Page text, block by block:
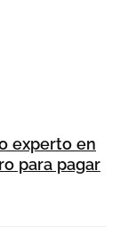
experto en
para pagar